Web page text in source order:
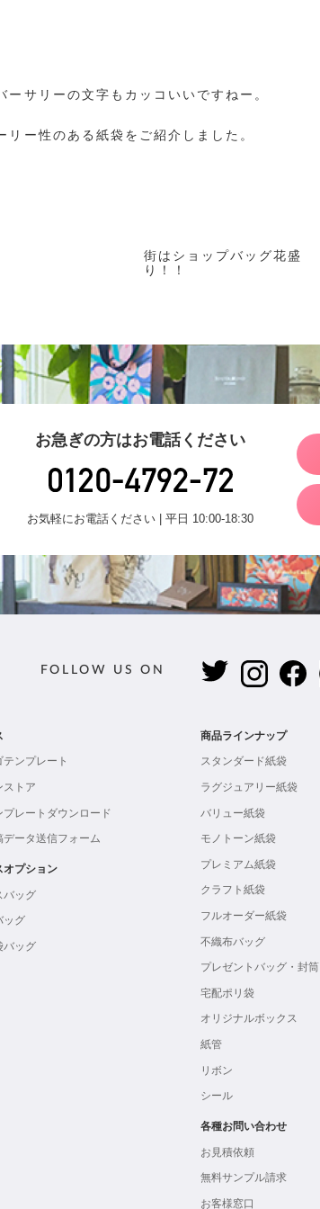
サリーの文字もカッコいいですねー。
ー性のある紙袋をご紹介しました。
街はショップバッグ花盛
り！！
お急ぎの方はお電話ください
お気軽にお電話ください | 平日 10:00-18:30
FOLLOW US ON
ンプレート
ストア
プレートダウンロード
データ送信フォーム
オプション
バッグ
ッグ
バッグ
商品ラインナップ
スタンダード紙袋
ラグジュアリー紙袋
バリュー紙袋
モノトーン紙袋
プレミアム紙袋
クラフト紙袋
フルオーダー紙袋
不織布バッグ
プレゼントバッグ・封筒
宅配ポリ袋
オリジナルボックス
紙管
リボン
シール
各種お問い合わせ
お見積依頼
無料サンプル請求
お客様窓口